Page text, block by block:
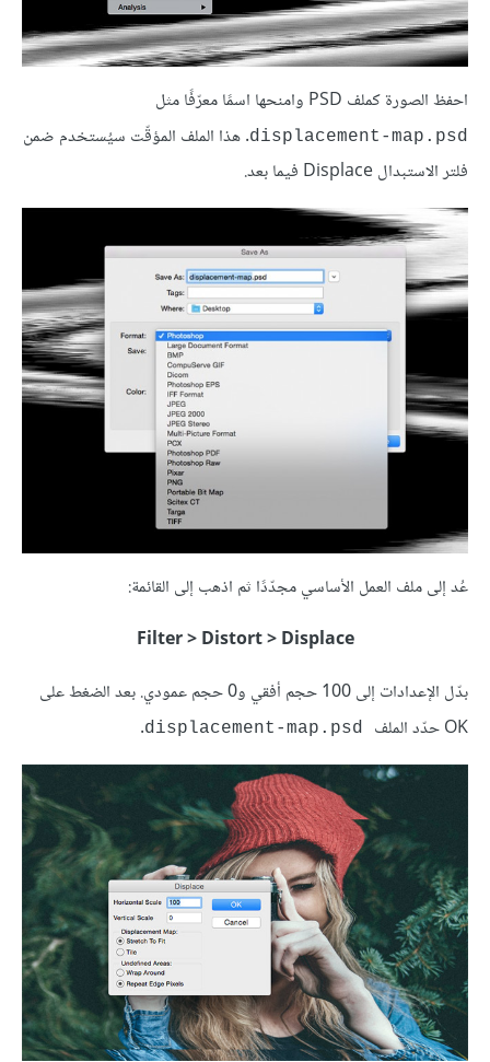
احفظ الصورة كملف PSD وامنحها اسمًا معرّفًا مثل
displacement-map.psd. هذا الملف المؤقّت سيُستخدم ضمن
فلتر الاستبدال Displace فيما بعد.
عُد إلى ملف العمل الأساسي مجدّدًا ثم اذهب إلى القائمة:
Filter > Distort > Displace
بدّل الإعدادات إلى 100 حجم أفقي و0 حجم عمودي. بعد الضغط على
OK حدّد الملف
.